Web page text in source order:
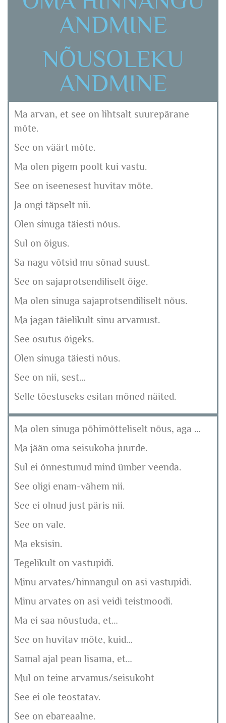
ANDMINE
NÕUSOLEKU
ANDMINE
Ma arvan, et see on lihtsalt suurepärane
mõte.
See on väärt mõte.
Ma olen pigem poolt kui vastu.
See on iseenesest huvitav mõte.
Ja ongi täpselt nii.
Olen sinuga täiesti nõus.
Sul on õigus.
Sa nagu võtsid mu sõnad suust.
See on sajaprotsendiliselt õige.
Ma olen sinuga sajaprotsendiliselt nõus.
Ma jagan täielikult sinu arvamust.
See osutus õigeks.
Olen sinuga täiesti nõus.
See on nii, sest…
Selle tõestuseks esitan mõned näited.
Ma olen sinuga põhimõtteliselt nõus, aga …
Ma jään oma seisukoha juurde.
Sul ei õnnestunud mind ümber veenda.
See oligi enam-vähem nii.
See ei olnud just päris nii.
See on vale.
Ma eksisin.
Tegelikult on vastupidi.
Minu arvates/hinnangul on asi vastupidi.
Minu arvates on asi veidi teistmoodi.
Ma ei saa nõustuda, et…
See on huvitav mõte, kuid…
Samal ajal pean lisama, et…
Mul on teine arvamus/seisukoht
See ei ole teostatav.
See on ebareaalne.